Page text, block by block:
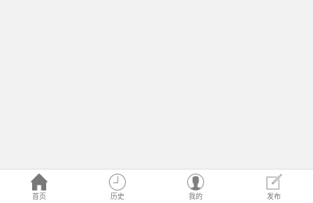
首页 历史 我的 发布